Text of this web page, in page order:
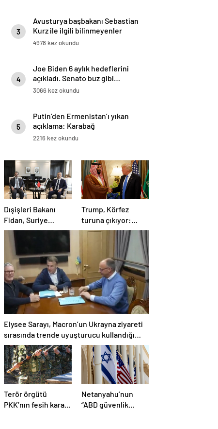
3
Avusturya başbakanı Sebastian
Kurz ile ilgili bilinmeyenler
4978 kez okundu
4
Joe Biden 6 aylık hedeflerini
açıkladı. Senato buz gibi…
3066 kez okundu
5
Putin’den Ermenistan’ı yıkan
açıklama: Karabağ
Azerbaycan’ın ayrılmaz bir
2216 kez okundu
Dışişleri Bakanı
Fidan, Suriye
Dışişleri Bakanı
Esad Hasan Şeybani
ile görüştü
Trump, Körfez
turuna çıkıyor:
Beklentiler büyük
Elysee Sarayı, Macron’un Ukrayna ziyareti
sırasında trende uyuşturucu kullandığı
iddiasını yalanladı
Terör örgütü
PKK’nın fesih kararı
Netanyahu’nun
“ABD güvenlik